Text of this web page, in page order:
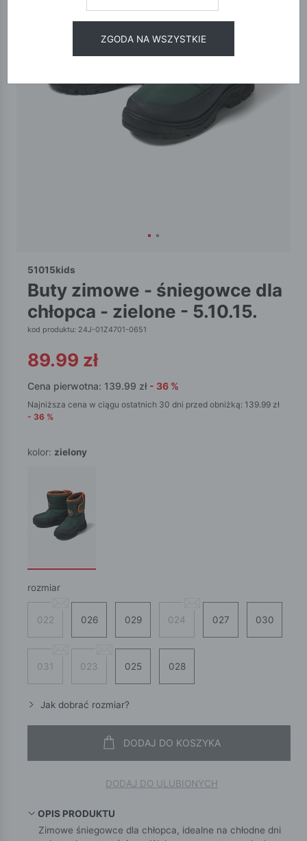
51015kids
buty zimowe - śniegowce dla
chłopca - zielone - 5.10.15.
kod produktu: 24J-01Z4701-0651
89.99 zł
Cena pierwotna: 139.99 zł - 36 %
Najniższa cena w ciągu ostatnich 30 dni przed obniżką: 139.99 zł
- 36 %
kolor: zielony
rozmiar
022 026 029 024 027 030
031 023 025 028
Jak dobrać rozmiar?
DODAJ DO KOSZYKA
DODAJ DO ULUBIONYCH
OPIS PRODUKTU
Zimowe śniegowce dla chłopca, idealne na chłodne dni
ZGODA NA WSZYSTKIE